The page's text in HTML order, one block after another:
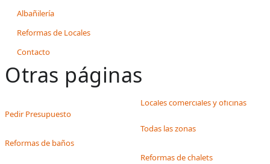
Albañilería
Reformas de Locales
Contacto
Otras páginas
Pedir Presupuesto
Reformas de baños
Locales comerciales y oficinas
Todas las zonas
Reformas de chalets